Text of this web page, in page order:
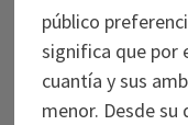
público
significa que por
cuantía y sus
menor. Desde su